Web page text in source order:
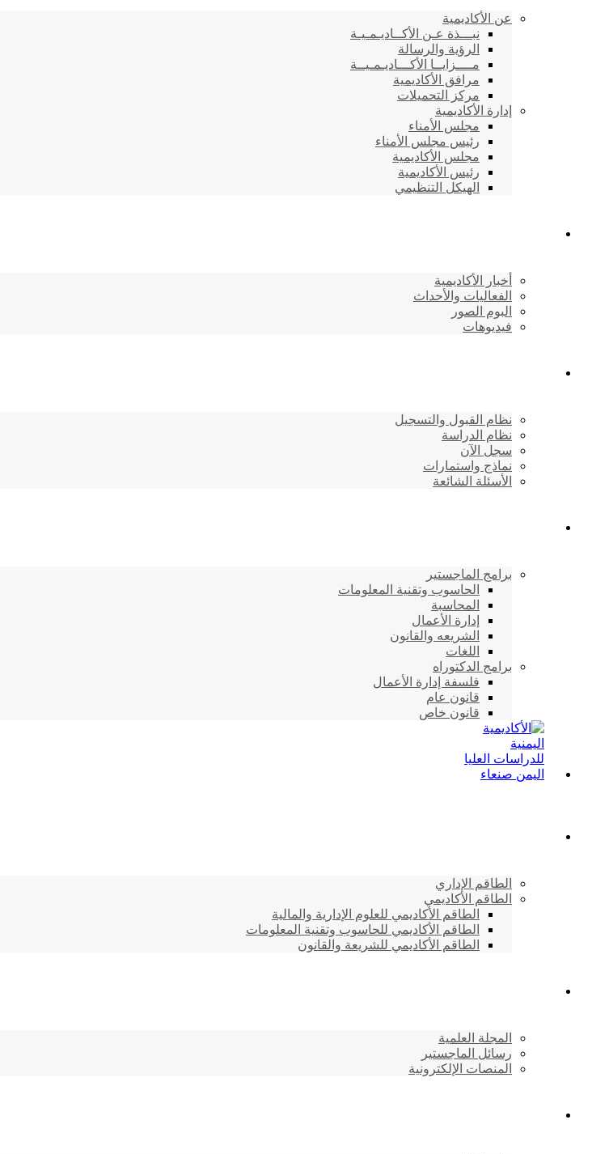
عن الأكاديمية
نبـــذة عـن الأكــاديـمـيـة
الرؤية والرسالة
مــــزايــا الأكـــاديـمـيــة
مرافق الأكاديمية
مركز التحميلات
إدارة الأكاديمية
مجلس الأمناء
رئيس مجلس الأمناء
مجلس الأكاديمية
رئيس الأكاديمية
الهيكل التنظيمي
أخبار الأكاديمية
الفعاليات والأحداث
البوم الصور
فيديوهات
نظام القبول والتسجيل
نظام الدراسة
سجل الآن
نماذج واستمارات
الأسئلة الشائعة
برامج الماجستير
الحاسوب وتقنية المعلومات
المحاسبة
إدارة الأعمال
الشريعه والقانون
اللغات
برامج الدكتوراه
فلسفة إدارة الأعمال
قانون عام
قانون خاص
الطاقم الإداري
الطاقم الأكاديمي
الطاقم الأكاديمي للعلوم الإدارية والمالية
الطاقم الأكاديمي للحاسوب وتقنية المعلومات
الطاقم الأكاديمي للشريعة والقانون
المجلة العلمية
رسائل الماجستير
المنصات الإلكترونية